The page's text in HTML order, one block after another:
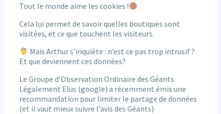
Tout le monde aime les cookies !
Cela lui permet de savoir quelles boutiques sont
visitées, et ce que touchent les visiteurs.
Mais Arthur s’inquiète : n’est ce pas trop intrusif ?
Et que deviennent ces données?
Le Groupe d’Observation Ordinaire des Géants
Légalement Elus (google) a récemment émis une
recommandation pour limiter le partage de données
(et il vaut mieux suivre l’avis des Géants)